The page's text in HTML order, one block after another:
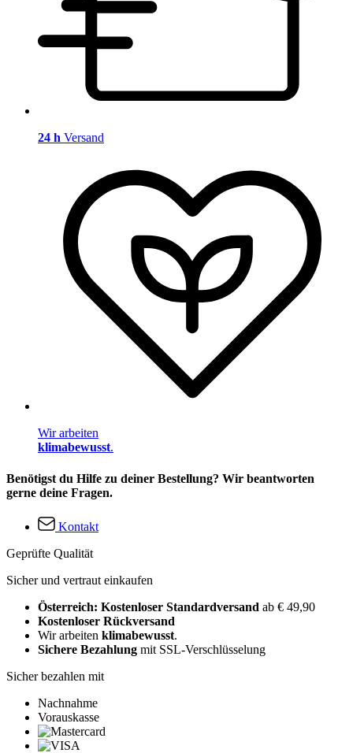
24 h Versand
Wir arbeiten
klimabewusst.
Benötigst du Hilfe zu deiner Bestellung? Wir beantworten
gerne deine Fragen.
Kontakt
Geprüfte Qualität
Sicher und vertraut einkaufen
Österreich: Kostenloser Standardversand ab € 49,90
Kostenloser Rückversand
Wir arbeiten klimabewusst.
Sichere Bezahlung mit SSL-Verschlüsselung
Sicher bezahlen mit
Nachnahme
Vorauskasse